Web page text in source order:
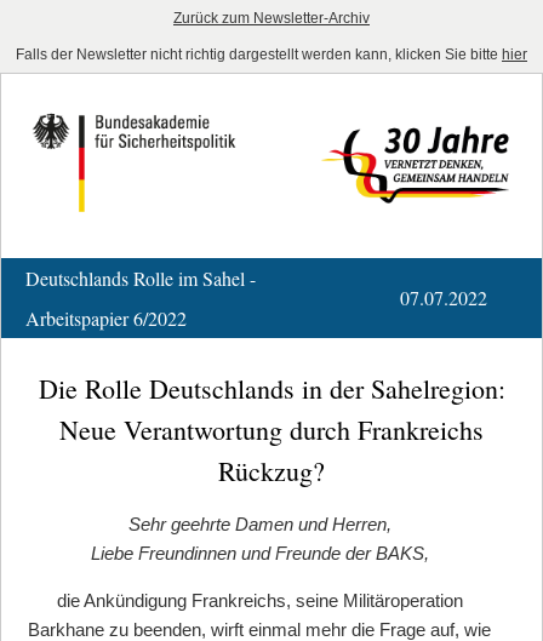
Zurück zum Newsletter-Archiv
Falls der Newsletter nicht richtig dargestellt werden kann, klicken Sie bitte hier
Deutschlands Rolle im Sahel -
Arbeitspapier 6/2022
07.07.2022
Die Rolle Deutschlands in der Sahelregion:
Neue Verantwortung durch Frankreichs
Rückzug?
Sehr geehrte Damen und Herren,
Liebe Freundinnen und Freunde der BAKS,
die Ankündigung Frankreichs, seine Militäroperation
Barkhane zu beenden, wirft einmal mehr die Frage auf, wie